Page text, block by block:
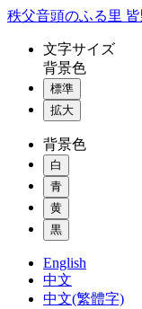
コ
秩父音頭のふる里
文字サイズ
背景色
標準
拡大
背景色
白
青
黄
黒
English
中文
中文(繁體字)